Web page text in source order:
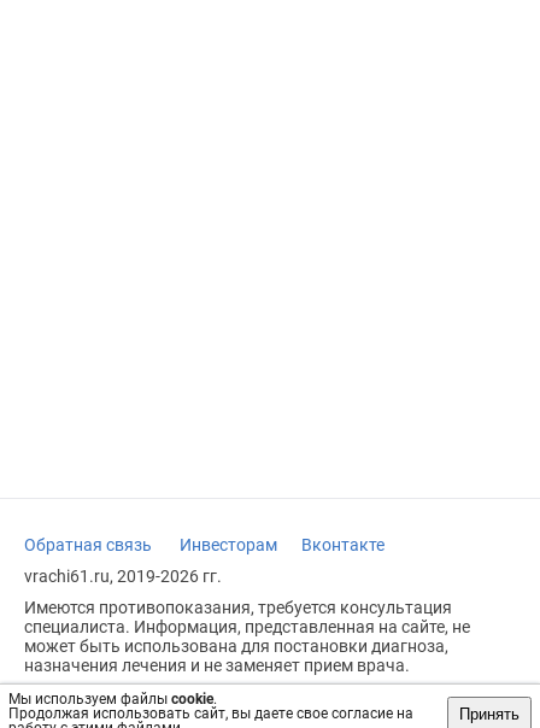
Мы используем файлы cookie.
Продолжая использовать сайт, вы даете свое согласие на
Принять
Обратная связь Инвесторам
Вконтакте
vrachi61.ru, 2019-2026 гг.
Имеются противопоказания, требуется консультация
специалиста. Информация, представленная на сайте, не
может быть использована для постановки диагноза,
назначения лечения и не заменяет прием врача.
Возрастное ограничение: 18+